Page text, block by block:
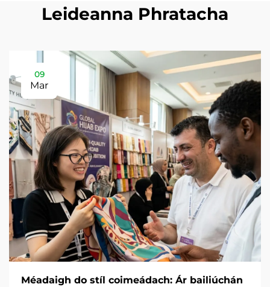
Leideanna Phratacha
09
Mar
Méadaigh do stíl coimeádach: Ár bailiúchán